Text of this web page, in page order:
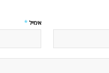
אימייל*